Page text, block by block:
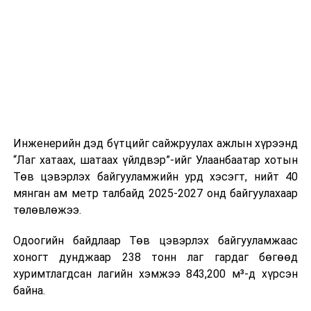
өдөр тутмын ажлын бэлэн байдлыг хангах зэрэг
практик ур чадварыг сургалтын хөтөлбөрт тусгажээ.
Сургалтыг танилцуулах лекц, асуулт-хариулт,
жишээнд суурилсан сургалт, багаар ажиллах дасгал,
танилцах, онцгой нөхцөлд ажиллах дадлага зэрэг
онол, практик хосолсон хэлбэрээр зохион байгуулж
байна.
Инженерийн дэд бүтцийг сайжруулах ажлын хүрээнд
“Лаг хатаах, шатаах үйлдвэр”-ийг Улаанбаатар хотын
Төв цэвэрлэх байгууламжийн урд хэсэгт, нийт 40
мянган ам метр талбайд 2025-2027 онд байгуулахаар
төлөвлөжээ.
Одоогийн байдлаар Төв цэвэрлэх байгууламжаас
хоногт дунджаар 238 тонн лаг гардаг бөгөөд
хуримтлагдсан лагийн хэмжээ 843,200 м³-д хүрсэн
байна.